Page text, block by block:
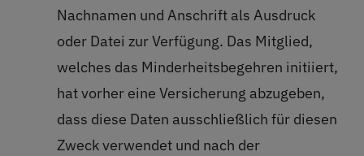
Nachnamen und Anschrift als Ausdruck
oder Datei zur Verfügung. Das Mitglied,
welches das Minderheitsbegehren initiiert,
hat vorher eine Versicherung abzugeben,
dass diese Daten ausschließlich für diesen
Zweck verwendet und nach der